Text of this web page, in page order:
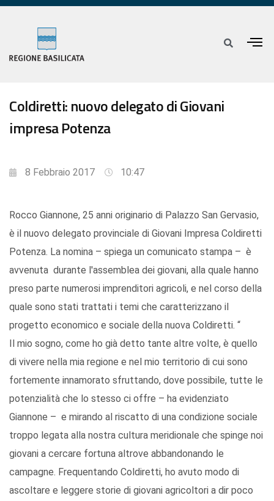
Coldiretti: nuovo delegato di Giovani
impresa Potenza
8 Febbraio 2017 10:47
Rocco Giannone, 25 anni originario di Palazzo San Gervasio,
è il nuovo delegato provinciale di Giovani Impresa Coldiretti
Potenza. La nomina – spiega un comunicato stampa – è
avvenuta durante l'assemblea dei giovani, alla quale hanno
preso parte numerosi imprenditori agricoli, e nel corso della
quale sono stati trattati i temi che caratterizzano il
progetto economico e sociale della nuova Coldiretti. “
Il mio sogno, come ho già detto tante altre volte, è quello
di vivere nella mia regione e nel mio territorio di cui sono
fortemente innamorato sfruttando, dove possibile, tutte le
potenzialità che lo stesso ci offre – ha evidenziato
Giannone – e mirando al riscatto di una condizione sociale
troppo legata alla nostra cultura meridionale che spinge noi
giovani a cercare fortuna altrove abbandonando le
campagne. Frequentando Coldiretti, ho avuto modo di
ascoltare e leggere storie di giovani agricoltori a dir poco